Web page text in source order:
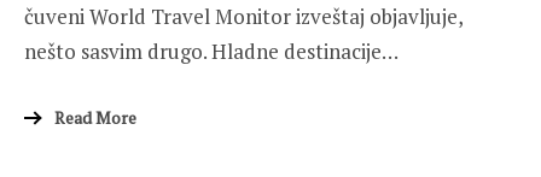
čuveni World Travel Monitor izveštaj objavljuje,
nešto sasvim drugo. Hladne destinacije…
Read More